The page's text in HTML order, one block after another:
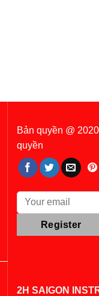
Bản quyền @
quyền
2H SAIGON